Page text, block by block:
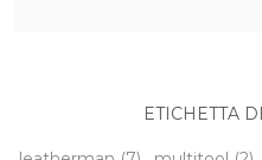
ETICHETTA